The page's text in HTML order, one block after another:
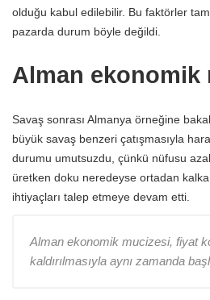
olduğu kabul edilebilir. Bu faktörler
pazarda durum böyle değildi.
Alman ekonomik
Savaş sonrası Almanya örneğine
büyük savaş benzeri çatışmasıyla
durumu umutsuzdu, çünkü nüfusu
üretken doku neredeyse ortadan
ihtiyaçları talep etmeye devam etti.
Alman ekonomik mucizesi, fiyat
kaldırılmasıyla aynı zamanda